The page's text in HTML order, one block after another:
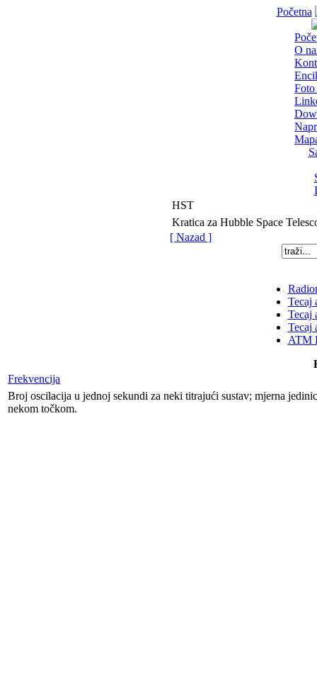
Početna
O
Foto
HST
Kratica za Hubble Space
[ Nazad ]
Tecaj
Tecaj
Tecaj
ATM
Frekvencija
Broj oscilacija u jednoj sekundi za neki titrajući sustav; mjerna
nekom točkom.